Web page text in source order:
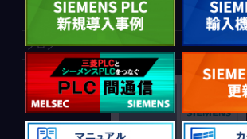
PLC間通信
ブログ